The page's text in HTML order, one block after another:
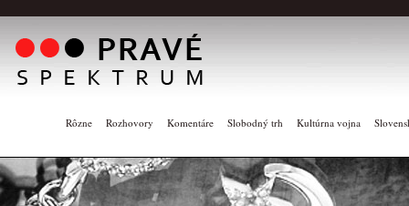
Rôzne Rozhovory Komentáre Slobodný trh Kultúrna vojna